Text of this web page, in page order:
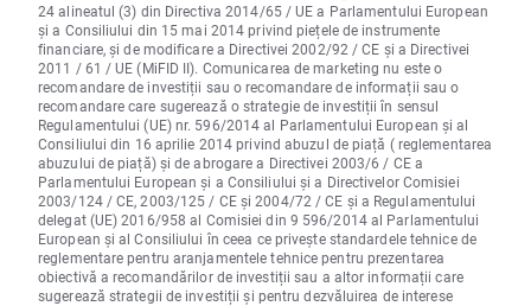
24 alineatul (3) din Directiva 2014/65 / UE a Parlamentului European
și a Consiliului din 15 mai 2014 privind piețele de instrumente
financiare, și de modificare a Directivei 2002/92 / CE și a Directivei
2011 / 61 / UE (MiFID II). Comunicarea de marketing nu este o
recomandare de investiții sau o recomandare de informații sau o
recomandare care sugerează o strategie de investiții în sensul
Regulamentului (UE) nr. 596/2014 al Parlamentului European și al
Consiliului din 16 aprilie 2014 privind abuzul de piață ( reglementarea
abuzului de piață) și de abrogare a Directivei 2003/6 / CE a
Parlamentului European și a Consiliului și a Directivelor Comisiei
2003/124 / CE, 2003/125 / CE și 2004/72 / CE și a Regulamentului
delegat (UE) 2016/958 al Comisiei din 9 596/2014 al Parlamentului
European și al Consiliului în ceea ce privește standardele tehnice de
reglementare pentru aranjamentele tehnice pentru prezentarea
obiectivă a recomandărilor de investiții sau a altor informații care
sugerează strategii de investiții și pentru dezvăluirea de interese